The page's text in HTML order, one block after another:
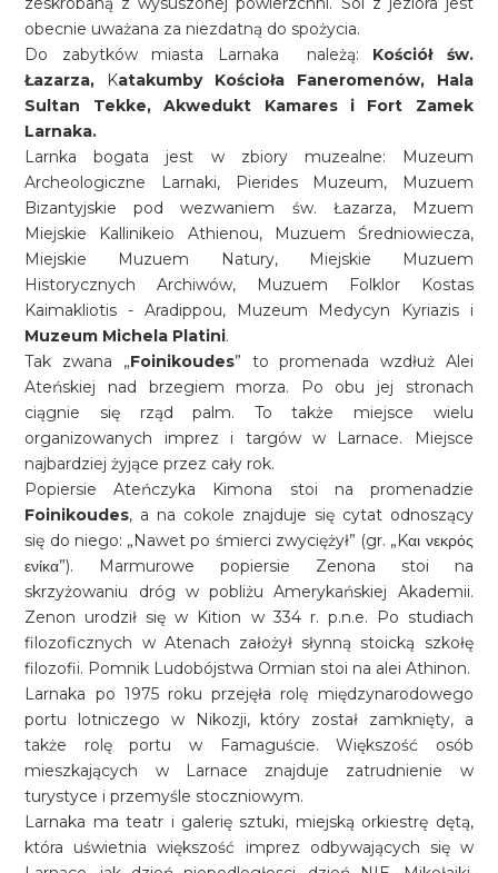
obecnie uważana za niezdatną do spożycia.
Do zabytków miasta Larnaka należą: Kościół św.
Łazarza, Katakumby Kościoła Faneromenów, Hala
Sultan Tekke, Akwedukt Kamares i Fort Zamek
Larnaka.
Larnka bogata jest w zbiory muzealne: Muzeum
Archeologiczne Larnaki, Pierides Muzeum, Muzuem
Bizantyjskie pod wezwaniem św. Łazarza, Mzuem
Miejskie Kallinikeio Athienou, Muzuem Średniowiecza,
Miejskie Muzuem Natury, Miejskie Muzuem
Historycznych Archiwów, Muzuem Folklor Kostas
Kaimakliotis - Aradippou, Muzeum Medycyn Kyriazis i
Muzeum Michela Platini.
Tak zwana „Foinikoudes” to promenada wzdłuż Alei
Ateńskiej nad brzegiem morza. Po obu jej stronach
ciągnie się rząd palm. To także miejsce wielu
organizowanych imprez i targów w Larnace. Miejsce
najbardziej żyjące przez cały rok.
Popiersie Ateńczyka Kimona stoi na promenadzie
Foinikoudes, a na cokole znajduje się cytat odnoszący
się do niego: „Nawet po śmierci zwyciężył” (gr. „Kαι νεκρός
ενίκα”). Marmurowe popiersie Zenona stoi na
skrzyżowaniu dróg w pobliżu Amerykańskiej Akademii.
Zenon urodził się w Kition w 334 r. p.n.e. Po studiach
filozoficznych w Atenach założył słynną stoicką szkołę
filozofii. Pomnik Ludobójstwa Ormian stoi na alei Athinon.
Larnaka po 1975 roku przejęła rolę międzynarodowego
portu lotniczego w Nikozji, który został zamknięty, a
także rolę portu w Famaguście. Większość osób
mieszkających w Larnace znajduje zatrudnienie w
turystyce i przemyśle stoczniowym.
Larnaka ma teatr i galerię sztuki, miejską orkiestrę dętą,
która uświetnia większość imprez odbywających się w